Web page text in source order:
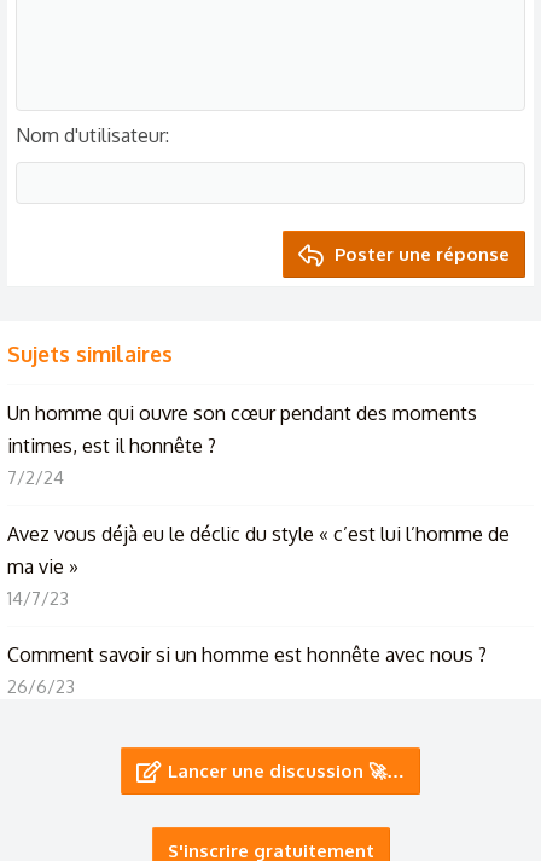
Nom d'utilisateur
Poster une réponse
Sujets similaires
Un homme qui ouvre son cœur pendant des moments
intimes, est il honnête ?
7/2/24
Avez vous déjà eu le déclic du style « c’est lui l’homme de
ma vie »
14/7/23
Comment savoir si un homme est honnête avec nous ?
26/6/23
Si on supprime le sexe dans une relation, qu'est-ce que
la femme peut offrir à l'homme ?Lancer une discussion 🚀…
S'inscrire gratuitement